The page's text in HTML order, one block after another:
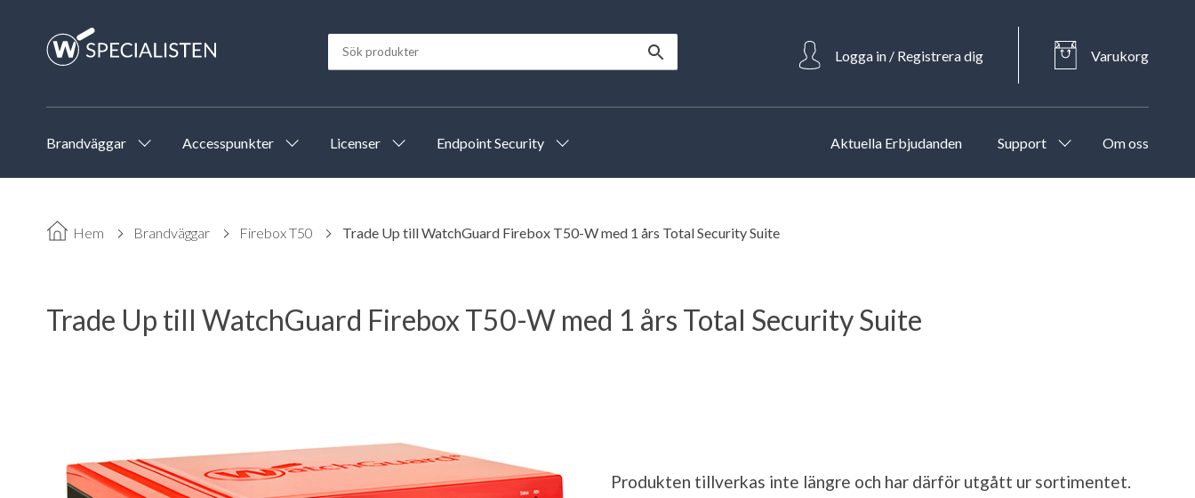
Logga in / Registrera dig Varukorg
Brandväggar Accesspunkter Licenser Endpoint Security Aktuella Erbjudanden Support Om oss
Hem Brandväggar Firebox T50 Trade Up till WatchGuard Firebox T50-W med 1 års Total Security Suite
Trade Up till WatchGuard Firebox T50-W med 1 års Total Security Suite
Produkten tillverkas inte längre och har därför utgått ur sortimentet.